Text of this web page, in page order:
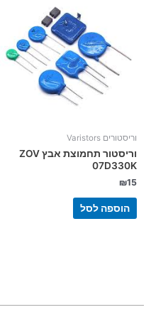
וריסטורים Varistors
וריסטור תחמוצת אבץ ZOV
07D330K
₪15
הוספה לסל